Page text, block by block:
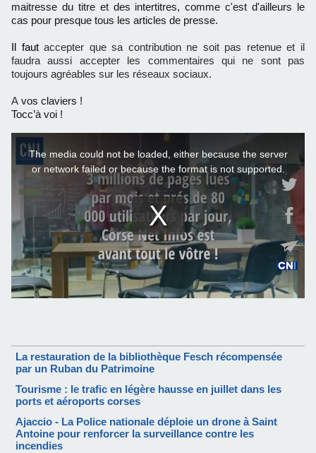
maitresse du titre et des intertitres, comme c'est d'ailleurs le
cas pour presque tous les articles de presse.
Il fautaccepter que sa contribution ne soit pas retenue et il
faudra aussi accepter les commentaires qui ne sont pas
toujours agréables sur les réseaux sociaux.
A vos claviers !
Tocc’à voi !
La restauration de la bibliothèque Fesch récompensée
par un Ruban du Patrimoine
Tourisme : le trafic en légère hausse en juillet dans les
ports et aéroports corses
Ajaccio - La Police nationale déploie un drone à Saint
Antoine pour renforcer la surveillance contre les
incendies